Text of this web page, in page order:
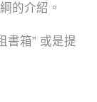
的介紹。
書箱” 或是提